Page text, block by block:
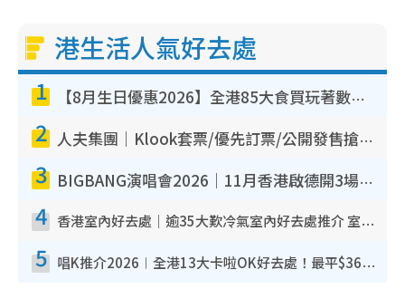
港生活人氣好去處
1 【8月生日優惠2026】全港85大食買玩著數攻略 自助餐/火鍋放題同行免費＋誠品/DONKI送現金券
2 人夫集團｜Klook套票/優先訂票/公開發售搶飛攻略！附票價.購票連結.場地座位表
3 BIGBANG演唱會2026｜11月香港啟德開3場！實名制VIP申請、優先購票攻略
4 香港室內好去處｜逾35大歎冷氣室內好去處推介 室內活動免費避雨無懼落雨
5 唱K推介2026︱全港13大卡啦OK好去處！最平$36起 日文K都有！(附地址+收費詳情)